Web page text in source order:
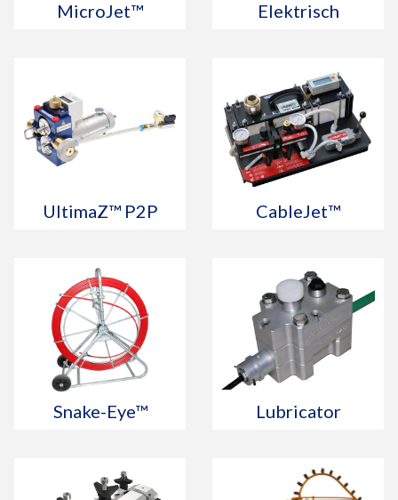
MicroJet™ Elektrisch
UltimaZ™ P2P CableJet™
Snake-Eye™ Lubricator